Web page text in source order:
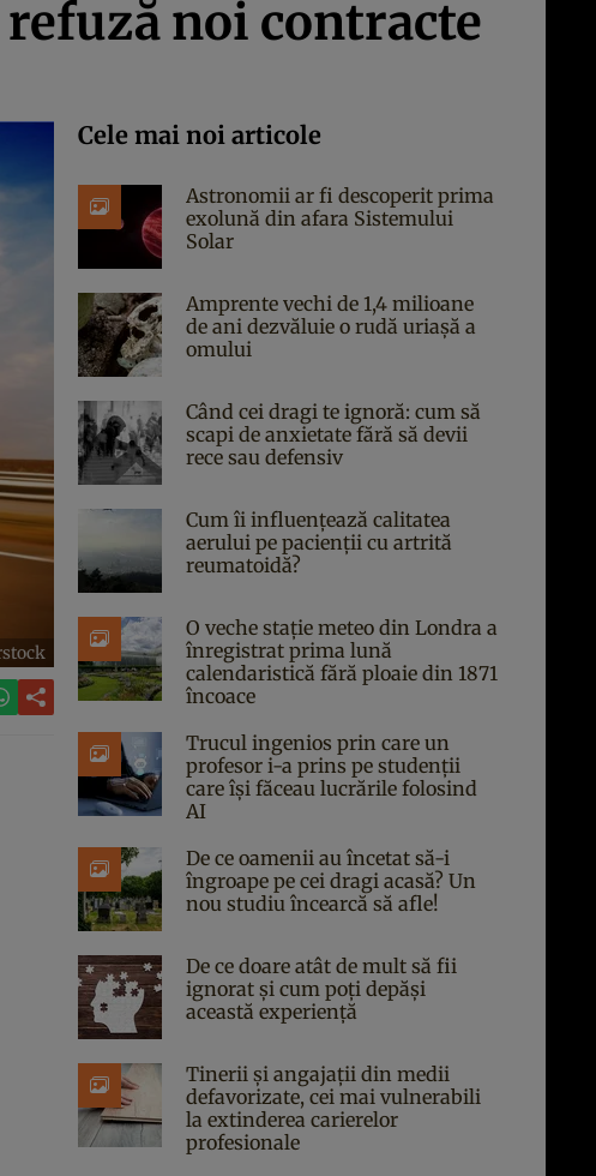
noi contracte
Cele mai noi articole
Astronomii ar fi descoperit prima
exolună din afara Sistemului
Solar
Amprente vechi de 1,4 milioane
de ani dezvăluie o rudă uriașă a
omului
Când cei dragi te ignoră: cum să
scapi de anxietate fără să devii
rece sau defensiv
Cum îi influențează calitatea
aerului pe pacienții cu artrită
reumatoidă?
O veche stație meteo din Londra a
înregistrat prima lună
calendaristică fără ploaie din 1871
încoace
Trucul ingenios prin care un
profesor i-a prins pe studenții
care își făceau lucrările folosind
AI
De ce oamenii au încetat să-i
îngroape pe cei dragi acasă? Un
nou studiu încearcă să afle!
De ce doare atât de mult să fii
ignorat și cum poți depăși
această experiență
Tinerii și angajații din medii
defavorizate, cei mai vulnerabili
la extinderea carierelor
profesionale